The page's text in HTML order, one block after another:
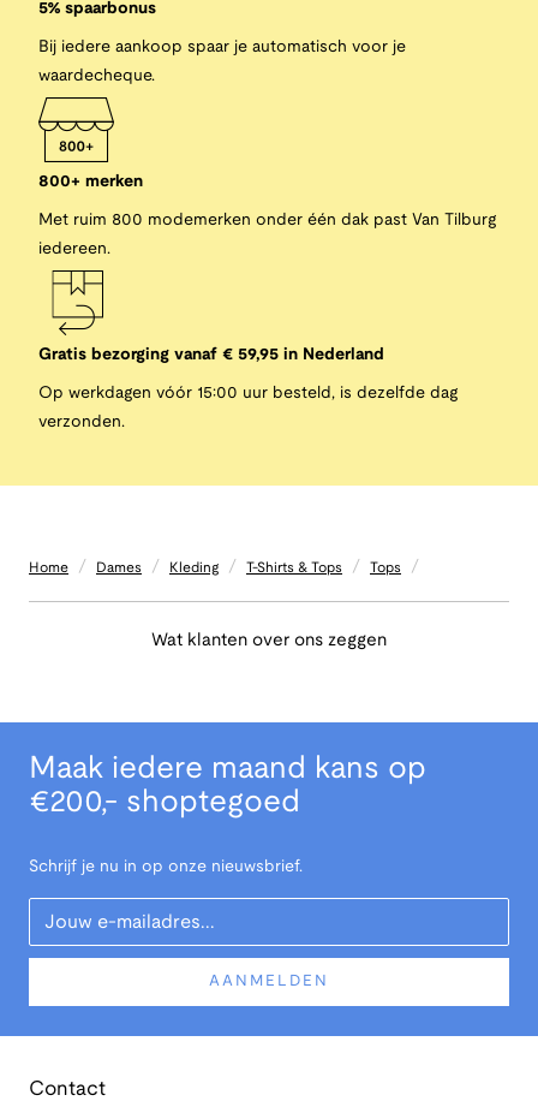
5% spaarbonus
Bij iedere aankoop spaar je automatisch voor je
waardecheque.
800+ merken
Met ruim 800 modemerken onder één dak past Van Tilburg
iedereen.
Gratis bezorging vanaf € 59,95 in Nederland
Op werkdagen vóór 15:00 uur besteld, is dezelfde dag
verzonden.
Home / Dames / Kleding / T-Shirts & Tops / Tops /
Wat klanten over ons zeggen
Maak iedere maand kans op
€200,- shoptegoed
Schrijf je nu in op onze nieuwsbrief.
Your Email
AANMELDEN
Contact